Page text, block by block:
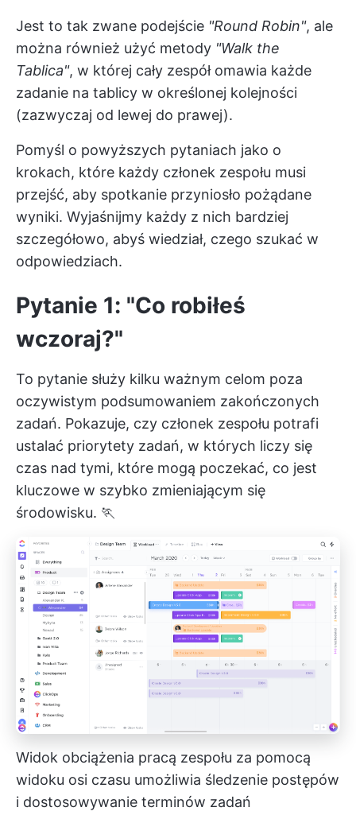
Jest to tak zwane podejście "Round Robin", ale
można również użyć metody "Walk the
Tablica", w której cały zespół omawia każde
zadanie na tablicy w określonej kolejności
(zazwyczaj od lewej do prawej).
Pomyśl o powyższych pytaniach jako o
krokach, które każdy członek zespołu musi
przejść, aby spotkanie przyniosło pożądane
wyniki. Wyjaśnijmy każdy z nich bardziej
szczegółowo, abyś wiedział, czego szukać w
odpowiedziach.
Pytanie 1: "Co robiłeś
wczoraj?"
To pytanie służy kilku ważnym celom poza
oczywistym podsumowaniem zakończonych
zadań. Pokazuje, czy członek zespołu potrafi
ustalać priorytety zadań, w których liczy się
czas nad tymi, które mogą poczekać, co jest
kluczowe w szybko zmieniającym się
środowisku. 🏃
Widok obciążenia pracą zespołu za pomocą
widoku osi czasu umożliwia śledzenie postępów
i dostosowywanie terminów zadań